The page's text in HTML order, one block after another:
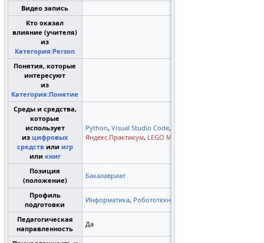
Видео запись
Кто оказал
влияние (учителя)
из
Категория:Person
Понятия, которые
интересуют
из
Категория:Понятие
Среды и средства,
которые
использует
изцифровых
средствили игр
или книг
Python,Visual Studio Code,
Яндекс.Практикум, LEGO Mindstorms EV3/NXT
Позиция
(положение)
Бакалавриат
Профиль
подготовки
Информатика, Робототехника
Педагогическая
направленность
Да